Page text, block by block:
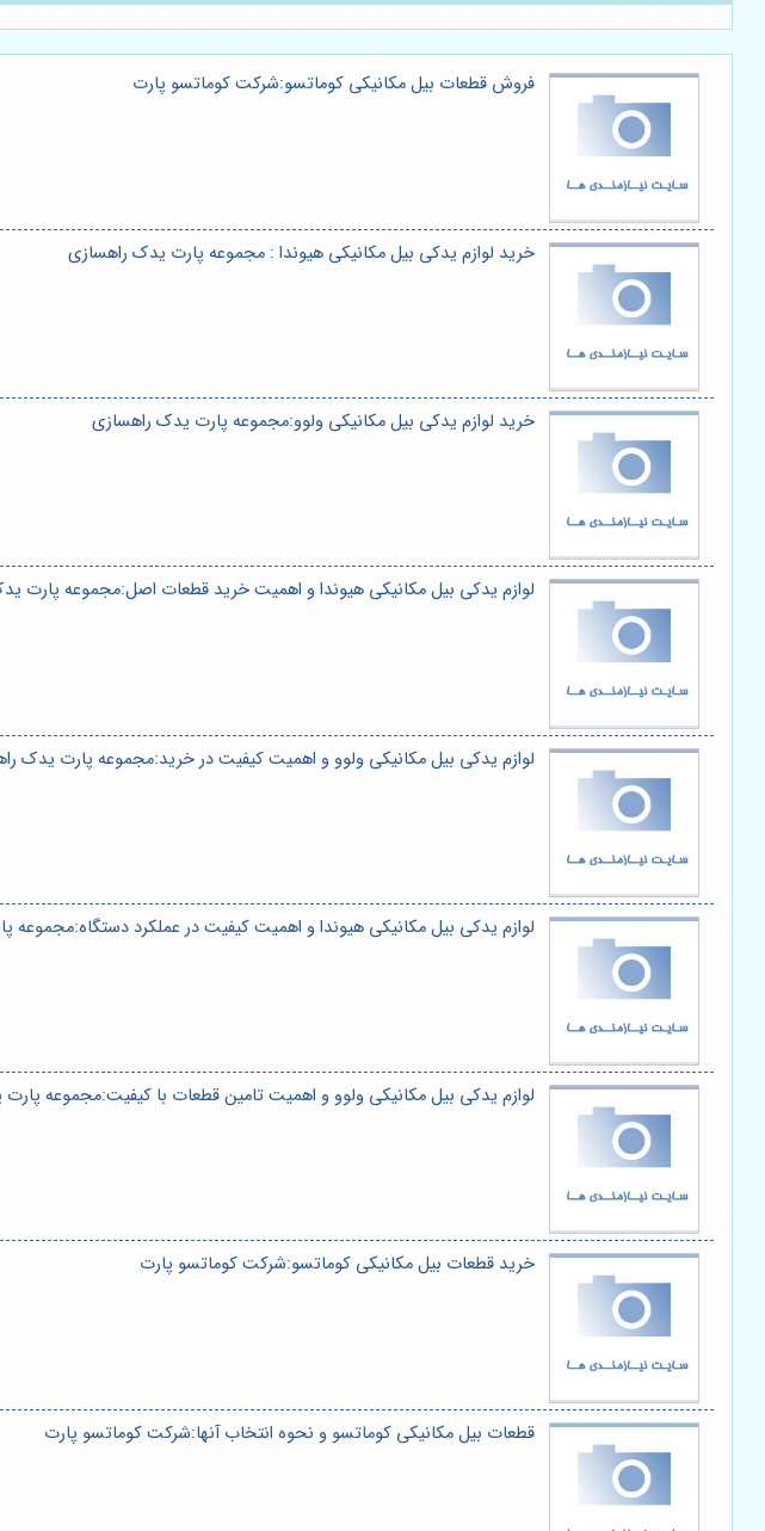
فروش قطعات بیل مکانیکی کوماتسو:شرکت کوماتسو پارت
خرید لوازم یدکی بیل مکانیکی هیوندا : مجموعه پارت یدک راهسازی
خرید لوازم یدکی بیل مکانیکی ولوو:مجموعه پارت یدک راهسازی
لوازم یدکی بیل مکانیکی هیوندا و اهمیت خرید قطعات اصل:مجموعه پارت
لوازم یدکی بیل مکانیکی ولوو و اهمیت کیفیت در خرید:مجموعه پارت یدک
لوازم یدکی بیل مکانیکی هیوندا و اهمیت کیفیت در عملکرد دستگاه:مجموعه
لوازم یدکی بیل مکانیکی ولوو و اهمیت تامین قطعات با کیفیت:مجموعه
خرید قطعات بیل مکانیکی کوماتسو:شرکت کوماتسو پارت
قطعات بیل مکانیکی کوماتسو و نحوه انتخاب آنها:شرکت کوماتسو پارت